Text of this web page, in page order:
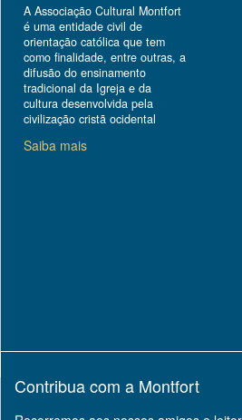
A Associação Cultural Montfort
é uma entidade civil de
orientação católica que tem
como finalidade, entre outras, a
difusão do ensinamento
tradicional da Igreja e da
cultura desenvolvida pela
civilização cristã ocidental
Saiba mais
Contribua com a Montfort